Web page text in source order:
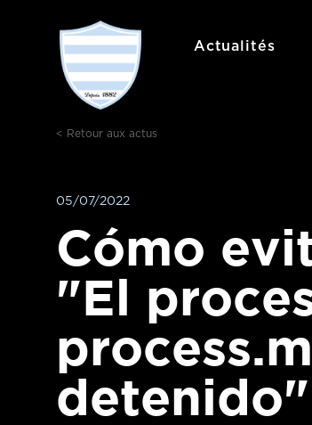
Actualités
< Retour aux actus
05/07/2022
Cómo
"El
detenido"